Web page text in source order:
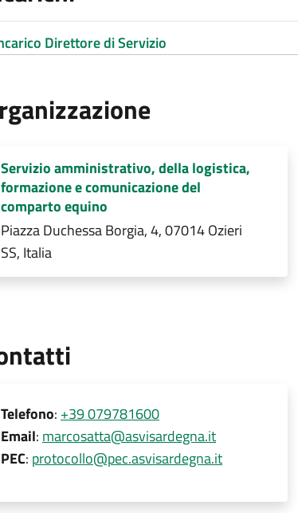
Direttore di Servizio
Servizio amministrativo, della logistica,
formazione e comunicazione del
comparto equino
Piazza Duchessa Borgia, 4, 07014 Ozieri
SS, Italia
Telefono: +39 079781600
Email: marcosatta@asvisardegna.it
PEC: protocollo@pec.asvisardegna.it